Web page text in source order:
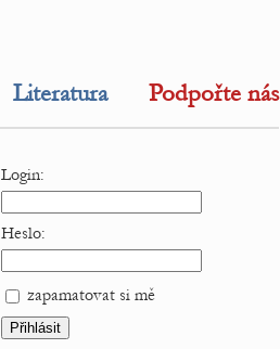
Literatura Podpořte nás
Login:
Heslo:
zapamatovat si mě